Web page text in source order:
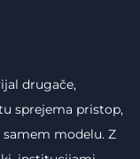
drugače,
sprejema pristop,
modelu. Z